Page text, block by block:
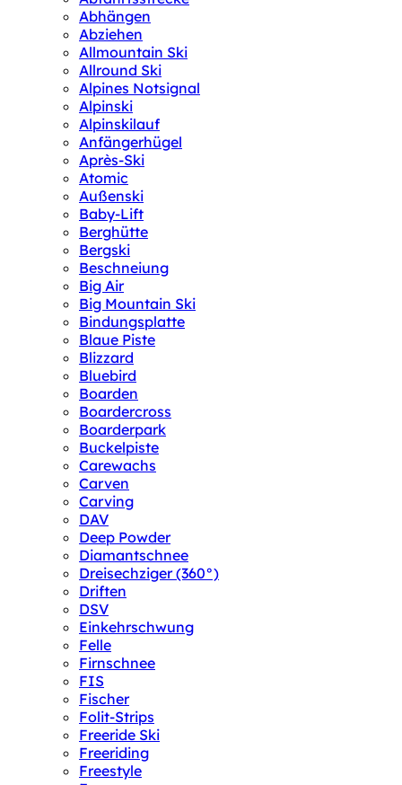
Abhängen
Abziehen
Allmountain Ski
Allround Ski
Alpines Notsignal
Alpinski
Alpinskilauf
Anfängerhügel
Après-Ski
Atomic
Außenski
Baby-Lift
Berghütte
Bergski
Beschneiung
Big Air
Big Mountain Ski
Bindungsplatte
Blaue Piste
Blizzard
Bluebird
Boarden
Boardercross
Boarderpark
Buckelpiste
Carewachs
Carven
Carving
DAV
Deep Powder
Diamantschnee
Dreisechziger (360°)
Driften
DSV
Einkehrschwung
Felle
Firnschnee
FIS
Fischer
Folit-Strips
Freeride Ski
Freeriding
Freestyle